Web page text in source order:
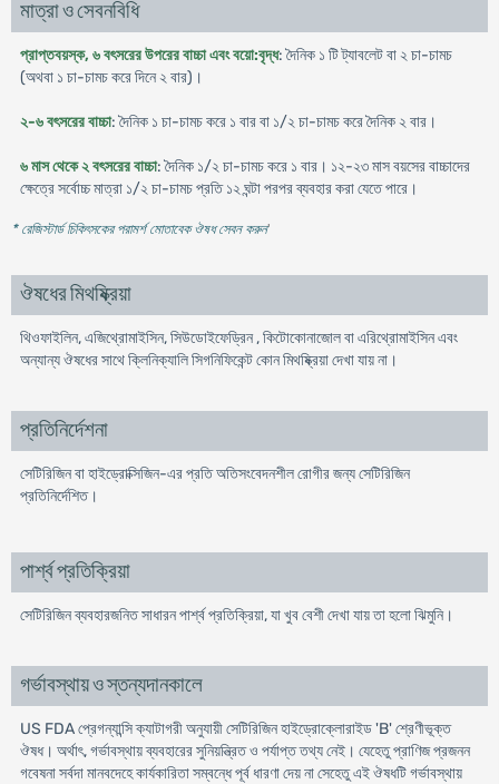
মাত্রা ও সেবনবিধি
প্রাপ্তবয়স্ক, ৬ বৎসরের উপরের বাচ্চা এবং বয়ো:বৃদ্ধ: দৈনিক ১ টি ট্যাবলেট বা ২ চা-চামচ
(অথবা ১ চা-চামচ করে দিনে ২ বার)।
২-৬ বৎসরের বাচ্চা: দৈনিক ১ চা-চামচ করে ১ বার বা ১/২ চা-চামচ করে দৈনিক ২ বার।
৬ মাস থেকে ২ বৎসরের বাচ্চা: দৈনিক ১/২ চা-চামচ করে ১ বার। ১২-২৩ মাস বয়সের বাচ্চাদের
ক্ষেত্রে সর্বোচ্চ মাত্রা ১/২ চা-চামচ প্রতি ১২ ঘন্টা পরপর ব্যবহার করা যেতে পারে।
* রেজিস্টার্ড চিকিৎসকের পরামর্শ মোতাবেক ঔষধ সেবন করুন'
ঔষধের মিথষ্ক্রিয়া
থিওফাইলিন, এজিথ্রোমাইসিন, সিউডোইফেড্রিন , কিটোকোনাজোল বা এরিথ্রোমাইসিন এবং
অন্যান্য ঔষধের সাথে ক্লিনিক্যালি সিগনিফিকেন্ট কোন মিথষ্ক্রিয়া দেখা যায় না।
প্রতিনির্দেশনা
সেটিরিজিন বা হাইড্রোক্সিজিন-এর প্রতি অতিসংবেদনশীল রোগীর জন্য সেটিরিজিন
প্রতিনির্দেশিত।
পার্শ্ব প্রতিক্রিয়া
সেটিরিজিন ব্যবহারজনিত সাধারন পার্শ্ব প্রতিক্রিয়া, যা খুব বেশী দেখা যায় তা হলো ঝিমুনি।
গর্ভাবস্থায় ও স্তন্যদানকালে
US FDA প্রেগন্যান্সি ক্যাটাগরী অনুযায়ী সেটিরিজিন হাইড্রোক্লোরাইড 'B' শ্রেণীভূক্ত
ঔষধ। অর্থাৎ, গর্ভাবস্থায় ব্যবহারের সুনিয়ন্ত্রিত ও পর্যাপ্ত তথ্য নেই। যেহেতু প্রাণিজ প্রজনন
গবেষনা সর্বদা মানবদেহে কার্যকারিতা সম্বন্ধে পূর্ব ধারণা দেয় না সেহেতু এই ঔষধটি গর্ভাবস্থায়